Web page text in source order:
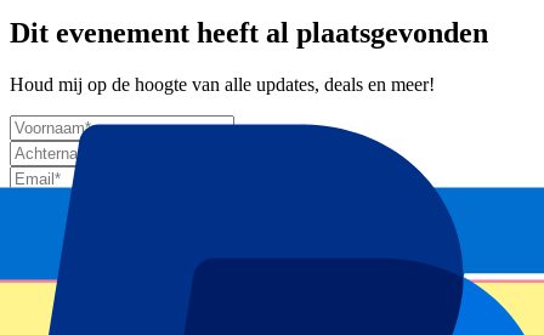
Dit evenement heeft al plaatsgevonden
Houd mij op de hoogte van alle updates, deals en meer!
Submit
Je informatie wordt in overeenstemming met ons
Privacy Policy
gebruikt.
Bedankt voor het invullen!